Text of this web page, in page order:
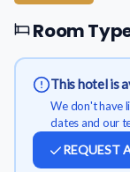
Room
This hotel is
We don't have
dates and our
REQUEST